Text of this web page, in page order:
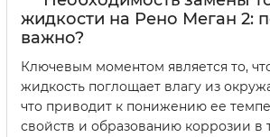
жидкости на Рено Меган 2:
важно?
Ключевым моментом является то,
жидкость поглощает влагу из
что приводит к понижению ее
свойств и образованию коррозии в